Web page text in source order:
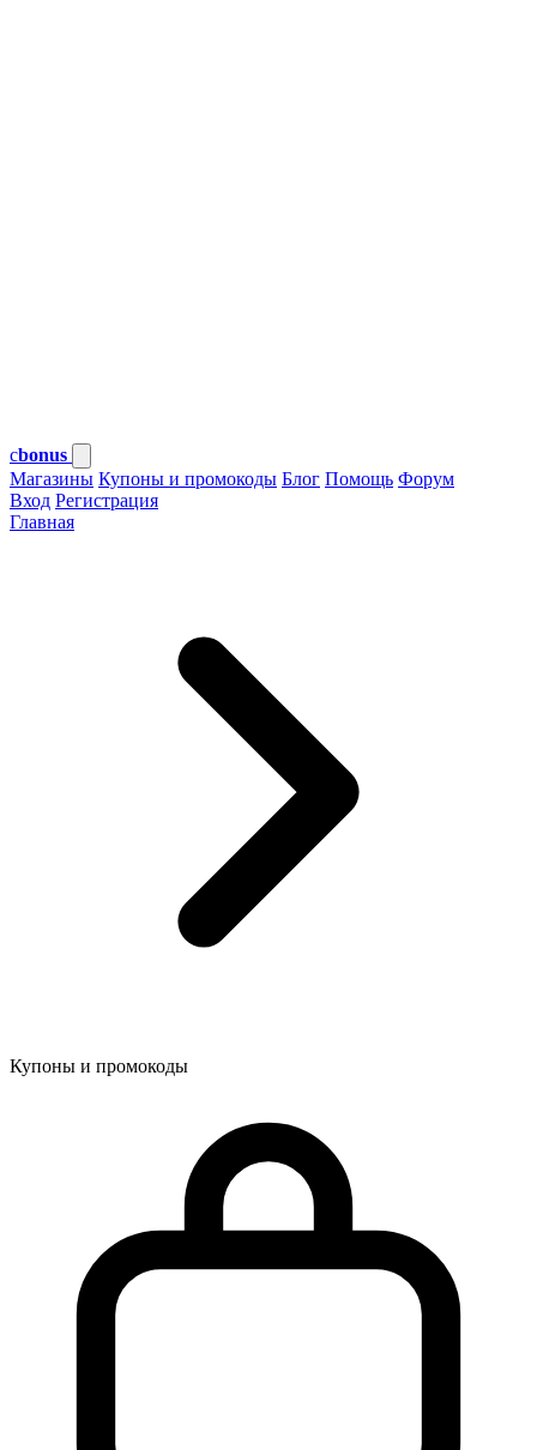
cbonus
Магазины Купоны и промокоды Блог Помощь Форум
Вход Регистрация
Главная
Купоны и промокоды